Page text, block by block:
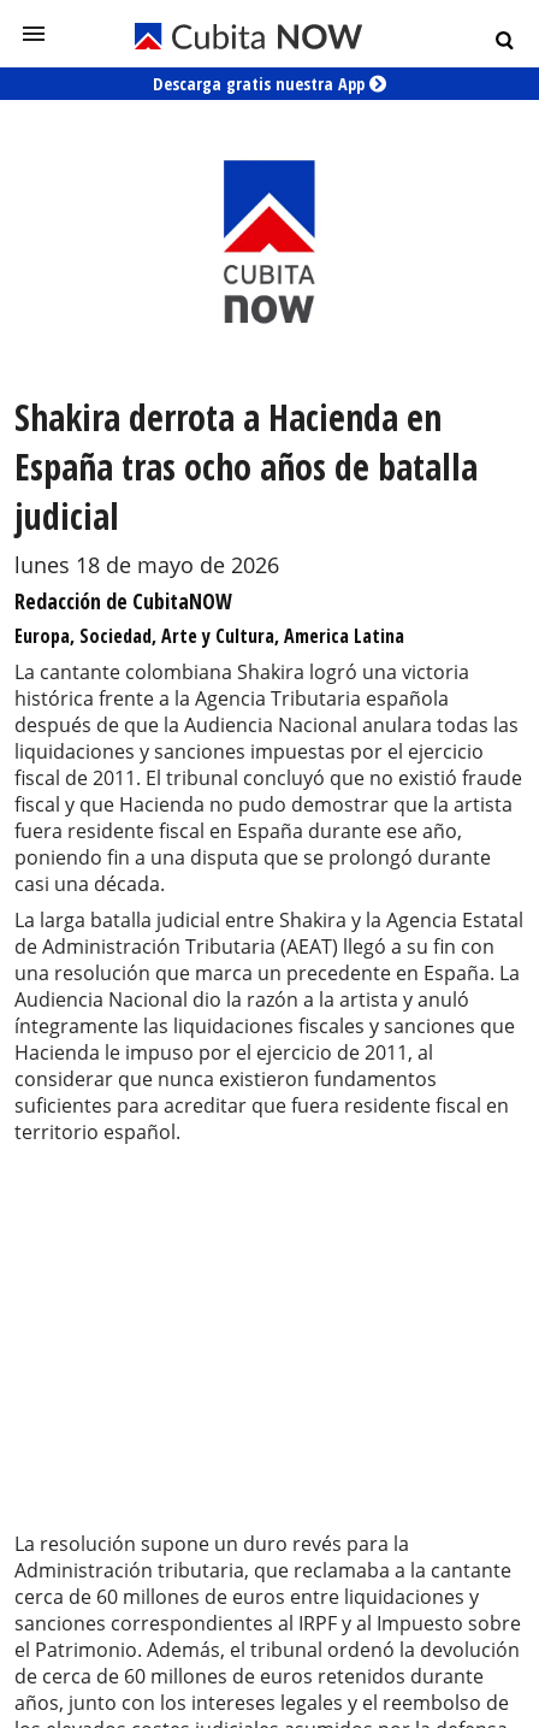
Descarga gratis nuestra App
Shakira derrota a Hacienda en
España tras ocho años de batalla
judicial
lunes 18 de mayo de 2026
Redacción de CubitaNOW
Europa, Sociedad, Arte y Cultura, America Latina
La cantante colombiana Shakira logró una victoria
histórica frente a la Agencia Tributaria española
después de que la Audiencia Nacional anulara todas las
liquidaciones y sanciones impuestas por el ejercicio
fiscal de 2011. El tribunal concluyó que no existió fraude
fiscal y que Hacienda no pudo demostrar que la artista
fuera residente fiscal en España durante ese año,
poniendo fin a una disputa que se prolongó durante
casi una década.
La larga batalla judicial entre Shakira y la Agencia Estatal
de Administración Tributaria (AEAT) llegó a su fin con
una resolución que marca un precedente en España. La
Audiencia Nacional dio la razón a la artista y anuló
íntegramente las liquidaciones fiscales y sanciones que
Hacienda le impuso por el ejercicio de 2011, al
considerar que nunca existieron fundamentos
suficientes para acreditar que fuera residente fiscal en
territorio español.
La resolución supone un duro revés para la
Administración tributaria, que reclamaba a la cantante
cerca de 60 millones de euros entre liquidaciones y
sanciones correspondientes al IRPF y al Impuesto sobre
el Patrimonio. Además, el tribunal ordenó la devolución
de cerca de 60 millones de euros retenidos durante
años, junto con los intereses legales y el reembolso de